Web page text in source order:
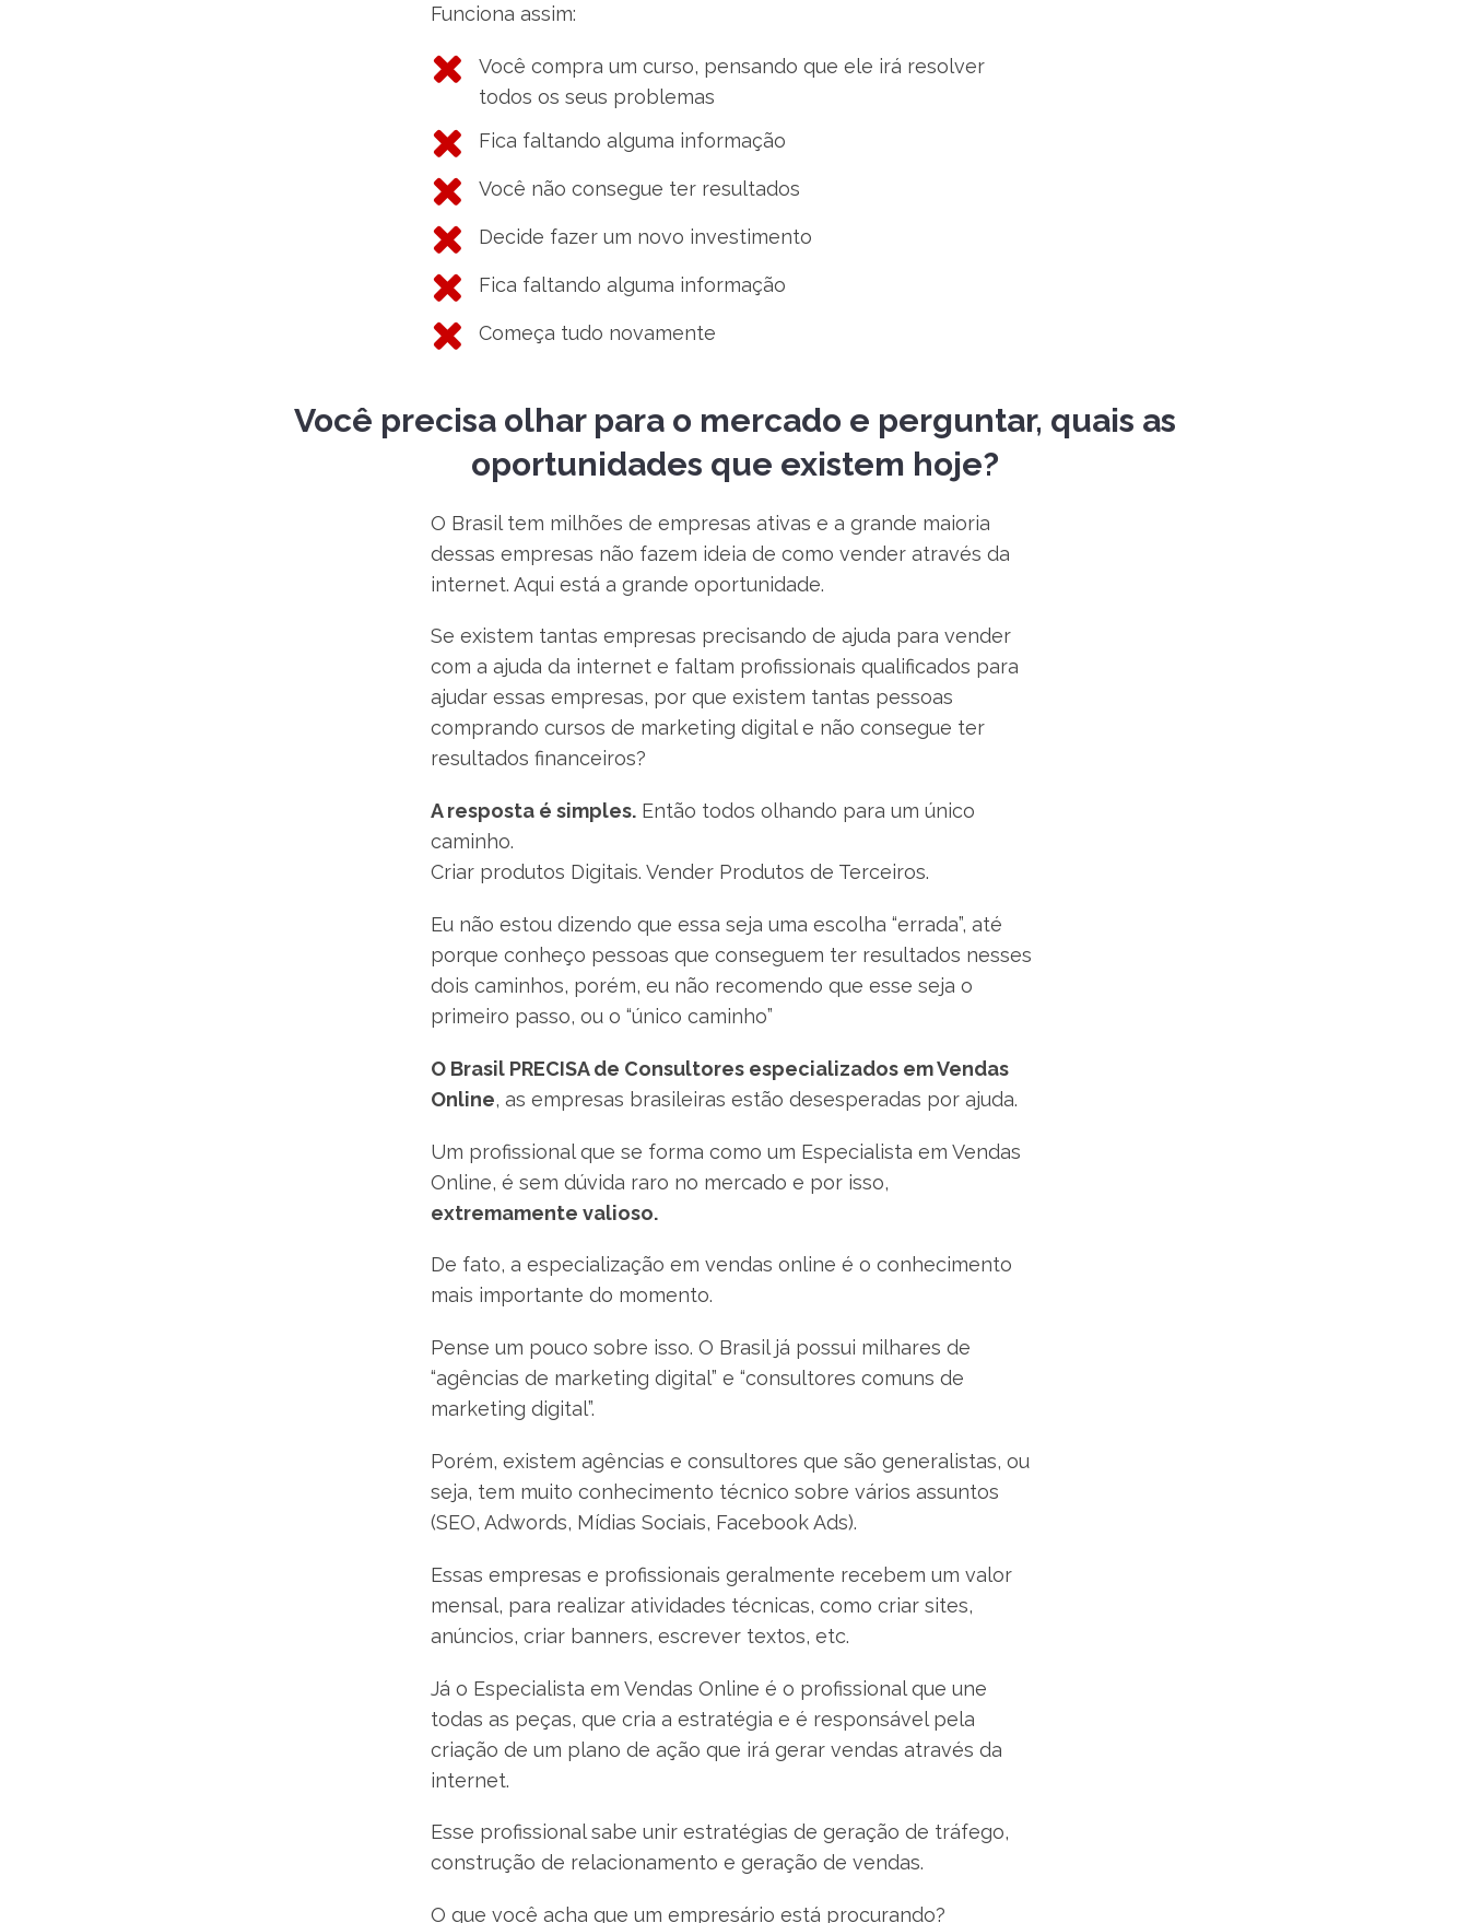
Funciona assim:
Você compra um curso, pensando que ele irá resolver
todos os seus problemas
Fica faltando alguma informação
Você não consegue ter resultados
Decide fazer um novo investimento
Fica faltando alguma informação
Começa tudo novamente
Você precisa olhar para o mercado e perguntar, quais as
oportunidades que existem hoje?
O Brasil tem milhões de empresas ativas e a grande maioria
dessas empresas não fazem ideia de como vender através da
internet. Aqui está a grande oportunidade.
Se existem tantas empresas precisando de ajuda para vender
com a ajuda da internet e faltam profissionais qualificados para
ajudar essas empresas, por que existem tantas pessoas
comprando cursos de marketing digital e não consegue ter
resultados financeiros?
A resposta é simples. Então todos olhando para um único
caminho.
Criar produtos Digitais. Vender Produtos de Terceiros.
Eu não estou dizendo que essa seja uma escolha “errada”, até
porque conheço pessoas que conseguem ter resultados nesses
dois caminhos, porém, eu não recomendo que esse seja o
primeiro passo, ou o “único caminho”
O Brasil PRECISA de Consultores especializados em Vendas
Online, as empresas brasileiras estão desesperadas por ajuda.
Um profissional que se forma como um Especialista em Vendas
Online, é sem dúvida raro no mercado e por isso,
extremamente valioso.
De fato, a especialização em vendas online é o conhecimento
mais importante do momento.
Pense um pouco sobre isso. O Brasil já possui milhares de
“agências de marketing digital” e “consultores comuns de
marketing digital”.
Porém, existem agências e consultores que são generalistas, ou
seja, tem muito conhecimento técnico sobre vários assuntos
(SEO, Adwords, Mídias Sociais, Facebook Ads).
Essas empresas e profissionais geralmente recebem um valor
mensal, para realizar atividades técnicas, como criar sites,
anúncios, criar banners, escrever textos, etc.
Já o Especialista em Vendas Online é o profissional que une
todas as peças, que cria a estratégia e é responsável pela
criação de um plano de ação que irá gerar vendas através da
internet.
Esse profissional sabe unir estratégias de geração de tráfego,
construção de relacionamento e geração de vendas.
O que você acha que um empresário está procurando?